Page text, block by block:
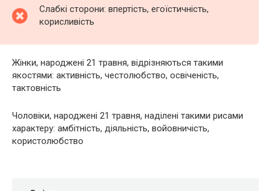
Слабкі сторони: впертість, егоїстичність,
корисливість
Жінки, народжені 21 травня, відрізняються такими
якостями: активність, честолюбство, освіченість,
тактовність
Чоловіки, народжені 21 травня, наділені такими рисами
характеру: амбітність, діяльність, войовничість,
користолюбство